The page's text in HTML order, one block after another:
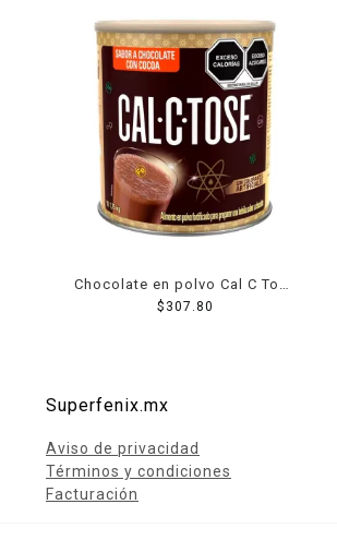
Chocolate en polvo Cal C Tose
fortificado 1.75 kg
$ 307.80
Superfenix.mx
Aviso de privacidad
Términos y condiciones
Facturación